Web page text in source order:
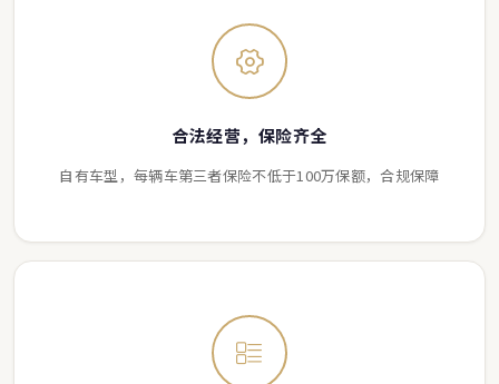
合法经营，保险齐全
自有车型，每辆车第三者保险不低于100万保额，合规保障